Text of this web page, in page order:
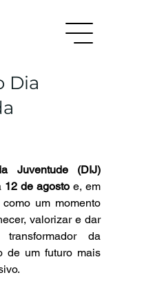
Dia
Juventude (DIJ)
12 de agosto e, em
um momento
valorizar e dar
da
de um futuro mais